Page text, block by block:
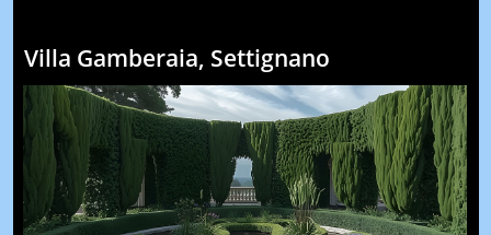
Villa Gamberaia, Settignano